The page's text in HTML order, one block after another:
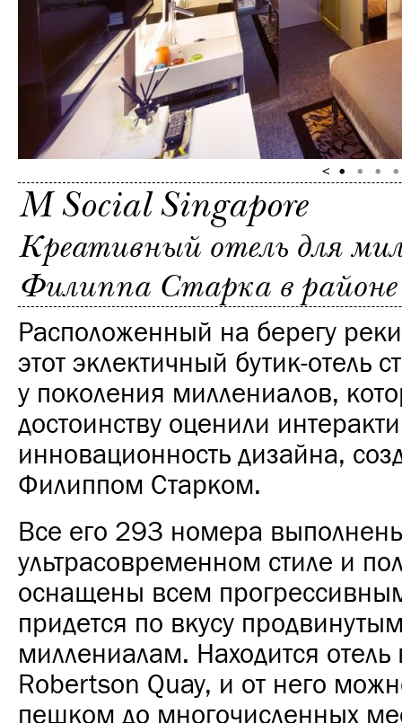
M Social Singapore
Креативный отель для
Филиппа Старка в районе
Расположенный на берегу
этот эклектичный бутик-отель
у поколения миллениалов,
достоинству оценили
инновационность дизайна,
Филиппом Старком.
Все его 293 номера
ультрасовременном стиле и
оснащены всем
придется по вкусу
миллениалам. Находится
Robertson Quay, и от него
пешком до многочисленных